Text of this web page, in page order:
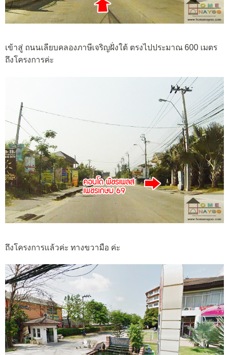
เข้าสู่ ถนนเลียบคลองภาษีเจริญฝั่งใต้ ตรงไปประมาณ 600 เมตร
ถึงโครงการค่ะ
ถึงโครงการแล้วค่ะ ทางขวามือ ค่ะ